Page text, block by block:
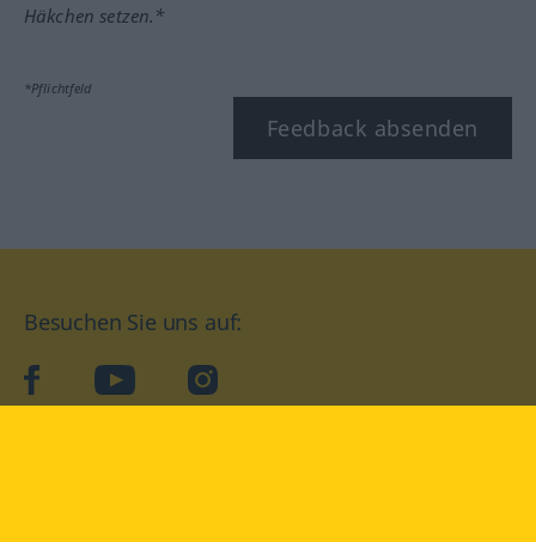
Häkchen setzen.*
*Pflichtfeld
Feedback absenden
Besuchen Sie uns auf:
facebookYouTube Instagram